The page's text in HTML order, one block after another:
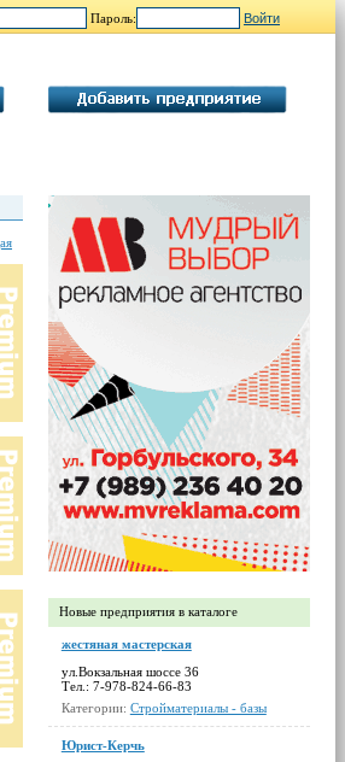
Пароль:
Новые предприятия в каталоге
жестяная мастерская
ул.Вокзальная шоссе 36
Тел.: 7-978-824-66-83
Категории: Стройматериалы - базы
Юрист-Керчь